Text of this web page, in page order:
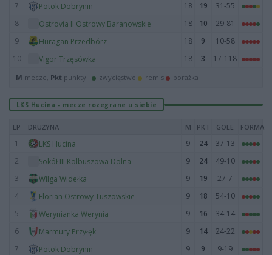
7
Potok Dobrynin 18 19
31-55
8
Ostrovia II Ostrowy Baranowskie 18 10
29-81
9
Huragan Przedbórz 18 9
10-58
10
Vigor Trzęsówka 18 3 17-118
M mecze, Pkt punkty · zwycięstwo remis porażka
LKS Hucina - mecze rozegrane u siebie
LP DRUŻYNA M PKT GOLE FORMA
1 LKS Hucina 9 24
37-13
2
Sokół III Kolbuszowa Dolna 9 24
49-10
3
Wilga Widełka 9 19
27-7
4
Florian Ostrowy Tuszowskie 9 18
54-10
5
Werynianka Werynia 9 16
34-14
6
Marmury Przyłęk 9 14
24-22
7
Potok Dobrynin 9 9
9-19